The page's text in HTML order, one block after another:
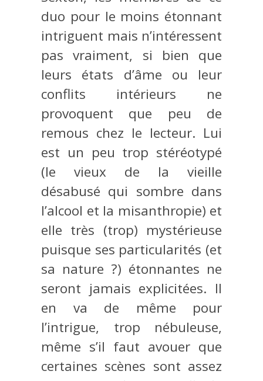
duo pour le moins étonnant
intriguent mais n’intéressent
pas vraiment, si bien que
leurs états d’âme ou leur
conflits intérieurs ne
provoquent que peu de
remous chez le lecteur. Lui
est un peu trop stéréotypé
(le vieux de la vieille
désabusé qui sombre dans
l’alcool et la misanthropie) et
elle très (trop) mystérieuse
puisque ses particularités (et
sa nature ?) étonnantes ne
seront jamais explicitées. Il
en va de même pour
l’intrigue, trop nébuleuse,
même s’il faut avouer que
certaines scènes sont assez